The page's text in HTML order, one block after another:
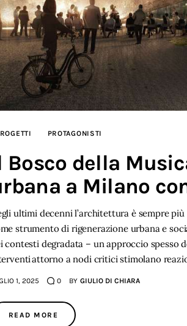
PROTAGONISTI
Bosco della
a Milano
ultimi decenni l’architettura è sempre
strumento di rigenerazione urbana e
contesti degradata – un approccio spesso
attorno a nodi critici stimolano
1, 2025 0 BY GIULIO DI CHIARA
READ MORE